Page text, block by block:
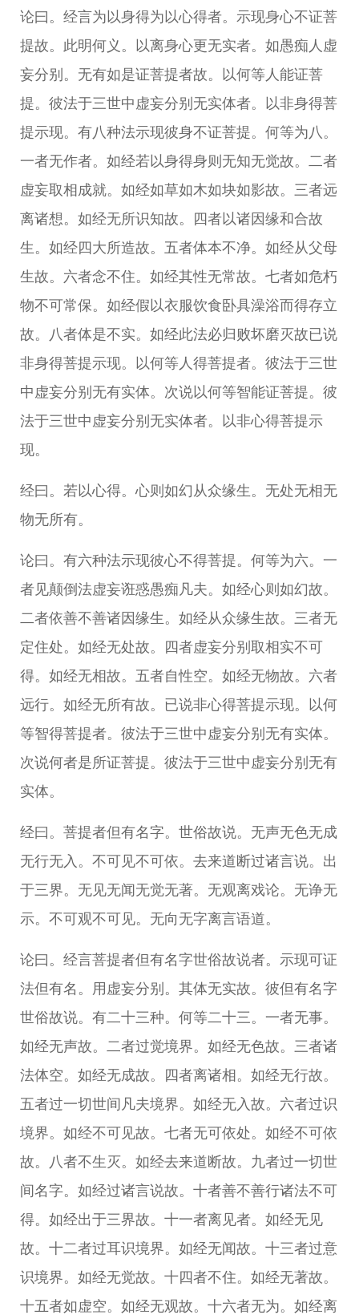
论曰。经言为以身得为以心得者。示现身心不证菩
提故。此明何义。以离身心更无实者。如愚痴人虚
妄分别。无有如是证菩提者故。以何等人能证菩
提。彼法于三世中虚妄分别无实体者。以非身得菩
提示现。有八种法示现彼身不证菩提。何等为八。
一者无作者。如经若以身得身则无知无觉故。二者
虚妄取相成就。如经如草如木如块如影故。三者远
离诸想。如经无所识知故。四者以诸因缘和合故
生。如经四大所造故。五者体本不净。如经从父母
生故。六者念不住。如经其性无常故。七者如危朽
物不可常保。如经假以衣服饮食卧具澡浴而得存立
故。八者体是不实。如经此法必归败坏磨灭故已说
非身得菩提示现。以何等人得菩提者。彼法于三世
中虚妄分别无有实体。次说以何等智能证菩提。彼
法于三世中虚妄分别无实体者。以非心得菩提示
现。
经曰。若以心得。心则如幻从众缘生。无处无相无
物无所有。
论曰。有六种法示现彼心不得菩提。何等为六。一
者见颠倒法虚妄诳惑愚痴凡夫。如经心则如幻故。
二者依善不善诸因缘生。如经从众缘生故。三者无
定住处。如经无处故。四者虚妄分别取相实不可
得。如经无相故。五者自性空。如经无物故。六者
远行。如经无所有故。已说非心得菩提示现。以何
等智得菩提者。彼法于三世中虚妄分别无有实体。
次说何者是所证菩提。彼法于三世中虚妄分别无有
实体。
经曰。菩提者但有名字。世俗故说。无声无色无成
无行无入。不可见不可依。去来道断过诸言说。出
于三界。无见无闻无觉无著。无观离戏论。无诤无
示。不可观不可见。无向无字离言语道。
论曰。经言菩提者但有名字世俗故说者。示现可证
法但有名。用虚妄分别。其体无实故。彼但有名字
世俗故说。有二十三种。何等二十三。一者无事。
如经无声故。二者过觉境界。如经无色故。三者诸
法体空。如经无成故。四者离诸相。如经无行故。
五者过一切世间凡夫境界。如经无入故。六者过识
境界。如经不可见故。七者无可依处。如经不可依
故。八者不生灭。如经去来道断故。九者过一切世
间名字。如经过诸言说故。十者善不善行诸法不可
得。如经出于三界故。十一者离见者。如经无见
故。十二者过耳识境界。如经无闻故。十三者过意
识境界。如经无觉故。十四者不住。如经无著故。
十五者如虚空。如经无观故。十六者无为。如经离